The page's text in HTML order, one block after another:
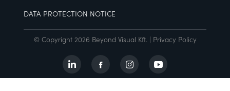
DATA PROTECTION NOTICE
© Copyright 2026 Beyond Visual Kft. | Privacy Policy